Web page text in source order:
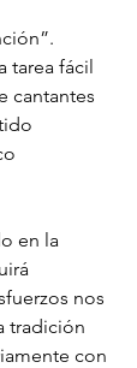
tarea fácil
cantantes
en la
nos
tradición
con